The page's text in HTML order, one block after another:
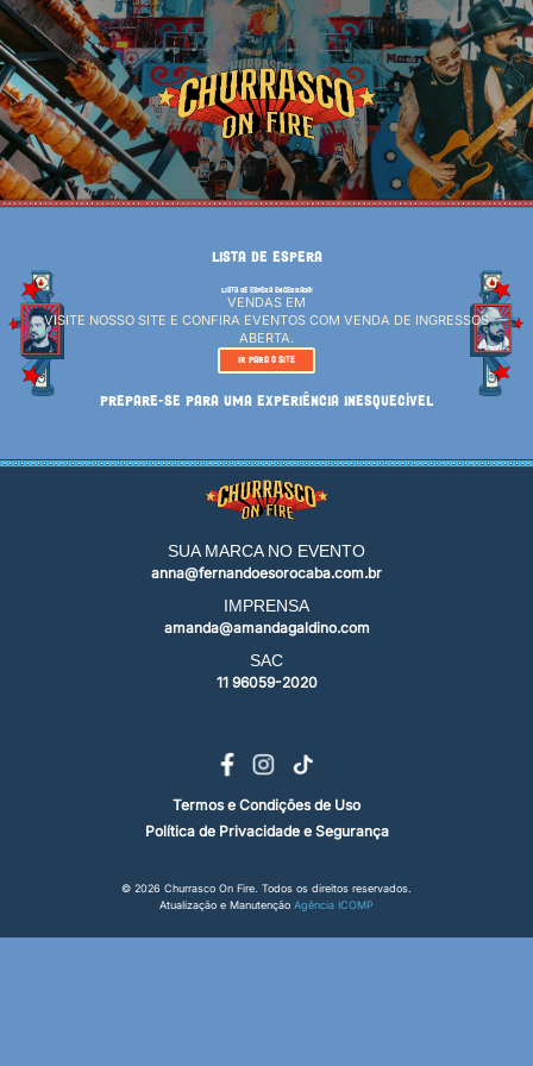
LISTA DE ESPERA
LISTA DE ESPERA ENCERRADA!
VENDAS EM
VISITE NOSSO SITE E CONFIRA EVENTOS COM VENDA DE INGRESSOS
ABERTA.
IR PARA O SITE
PREPARE-SE PARA UMA EXPERIÊNCIA INESQUECÍVEL
SUA MARCA NO EVENTO
anna@fernandoesorocaba.com.br
IMPRENSA
amanda@amandagaldino.com
SAC
11 96059-2020
Termos e Condições de Uso
Política de Privacidade e Segurança
© 2026 Churrasco On Fire. Todos os direitos reservados.
Atualização e Manutenção Agência ICOMP